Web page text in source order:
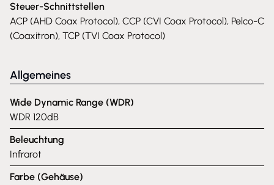
Steuer-Schnittstellen
ACP (AHD Coax Protocol), CCP (CVI Coax Protocol), Pelco-C
(Coaxitron), TCP (TVI Coax Protocol)
Allgemeines
Wide Dynamic Range (WDR)
WDR 120dB
Beleuchtung
Infrarot
Farbe (Gehäuse)